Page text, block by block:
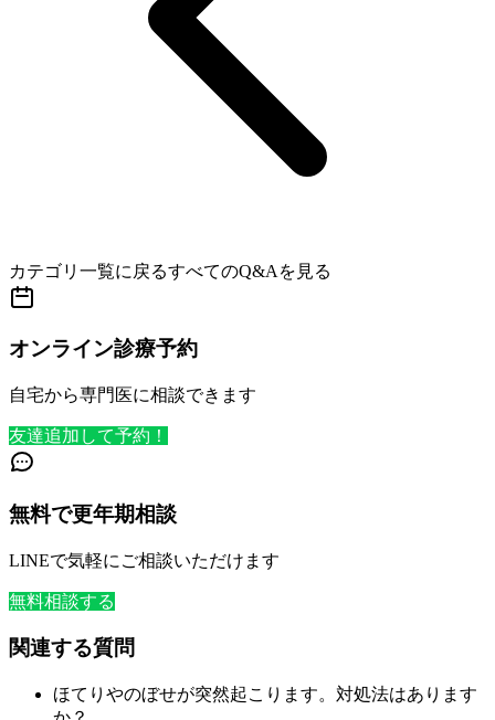
カテゴリ一覧に戻るすべてのQ&Aを見る
オンライン診療予約
自宅から専門医に相談できます
友達追加して予約！
無料で更年期相談
LINEで気軽にご相談いただけます
無料相談する
関連する質問
ほてりやのぼせが突然起こります。対処法はあります